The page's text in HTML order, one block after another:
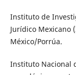
Instituto de
Jurídico Mexicano
México/Porrúa.
Instituto Nacional